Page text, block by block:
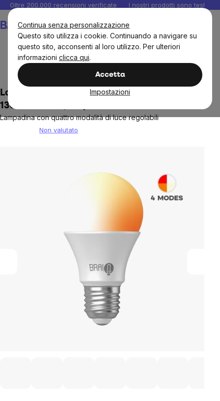
Continua senza personalizzazione
Questo sito utilizza i cookie. Continuando a navigare su
questo sito, acconsenti al loro utilizzo. Per ulteriori
informazioni clicca qui.
Accetta
Impostazioni
Salta
contenuto
Oltre 200.000 recensioni verificate I nostri prodotti sono testati
Lampadina BrainLight 4steps, E27, 7 W,
1300 - 4000 K, 4 tipi di luce
Lampadina con quattro modalità di luce regolabili
Non valutato